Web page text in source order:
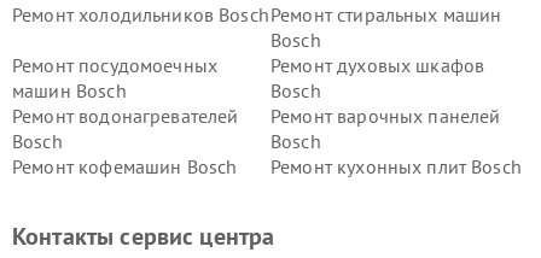
Ремонт холодильников BoschРемонт стиральных машин
Bosch
Ремонт посудомоечных
машин Bosch
Ремонт духовых шкафов
Bosch
Ремонт водонагревателей
Bosch
Ремонт варочных панелей
Bosch
Ремонт кофемашин Bosch
Ремонт кухонных плит Bosch
Ремонт сушильных автоматовРемонт морозильных камер
Контакты сервис центра